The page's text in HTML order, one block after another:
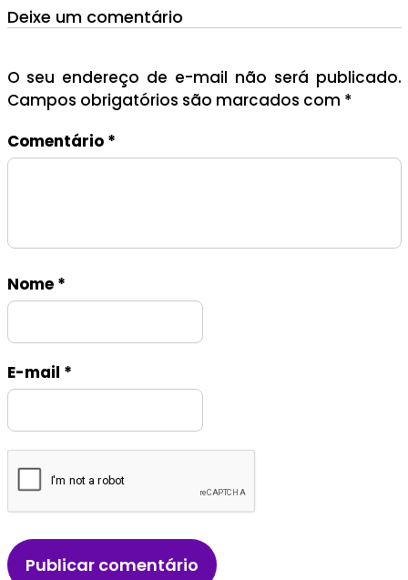
Deixe um comentário
O seu endereço de e-mail não será publicado.
Campos obrigatórios são marcados com *
Comentário *
Nome *
E-mail *